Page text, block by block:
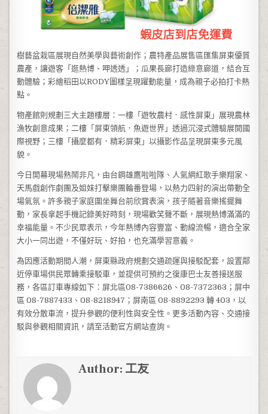
樹藝盆栽區展現自然美學與藝術創作；農特產品展售區匯集屏東優質
農產，讓遊客「逛熱博、呷透透」；瓜果長廊打造綠意廊道，結合互
動體驗；彩繪稻田以RODY圖樣呈現躍動能量，成為親子必拍打卡熱
點。
物產館則規劃三大主題樓層：一樓「遊牧農村．感性屏東」展現農林
漁牧創意成果；二樓「屏東領航．魚遊世界」透過沉浸式體驗展開國
際視野；三樓「攝麼都有．精彩屏東」以攝影作品呈現屏東多元風
貌。
今日開幕現場熱鬧非凡，由台鋼雄鷹啦啦隊、人氣網紅歌手樂翔家、
天馬戲創作劇團及姐妹打擊樂團輪番登場，以熱力四射的演出帶動全
場氣氛。許多親子家庭圍坐舞台前欣賞表演，孩子隨著音樂搖擺舞
動，家長拿起手機記錄美好時刻，現場歡笑聲不斷，展現熱博滿滿的
幸福能量。不少民眾表示，今年熱博內容豐富、動線流暢，適合全家
大小一同出遊，不僅好玩、好拍，也充滿學習意義。
為因應活動期間人潮，屏東縣政府規劃交通疏運與接駁配套，設置鄰
近停車場供民眾轉乘接駁車，並提供可預約之復康巴士友善接送服
務，各區訂車專線如下：屏北區08-7386626、08-7372363；屏中
區 08-7887433、08-8218947；屏南區 08-8892293 轉 403，以
有效分散車流，提升參觀的便利性與安全性。更多活動內容、交通接
駁與參觀相關資訊，請至活動官方網站查詢。
Author: 工友